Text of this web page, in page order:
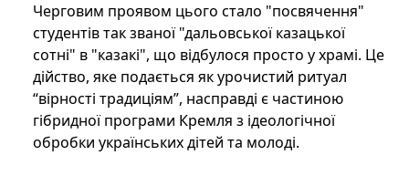
Черговим проявом цього стало "посвячення"
студентів так званої "дальовської казацької
сотні" в "казакі", що відбулося просто у храмі. Це
дійство, яке подається як урочистий ритуал
“вірності традиціям”, насправді є частиною
гібридної програми Кремля з ідеологічної
обробки українських дітей та молоді.